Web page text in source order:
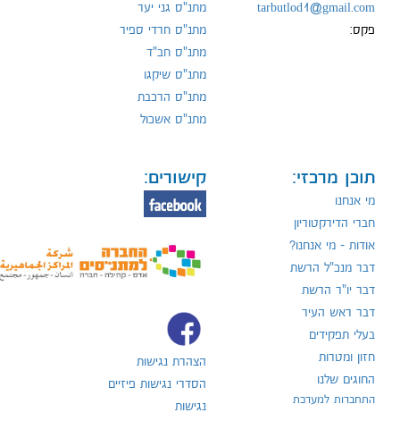
tarbutlod1@gmail.com
פקס:
מתנ"ס גני יער
מתנ"ס חרדי ספיר
מתנ"ס חב"ד
מתנ"ס שיקגו
מתנ"ס הרכבת
מתנ"ס אשכול
תוכן מרכזי:
מי אנחנו
חברי הדירקטוריון
אודות - מי אנחנו?
דבר מנכ"ל הרשת
דבר יו"ר הרשת
דבר ראש העיר
בעלי תפקידים
חזון ומטרות
החוגים שלנו
התחברות למערכת
קישורים:
הצהרת נגישות
הסדרי נגישות פיזיים
נגישות